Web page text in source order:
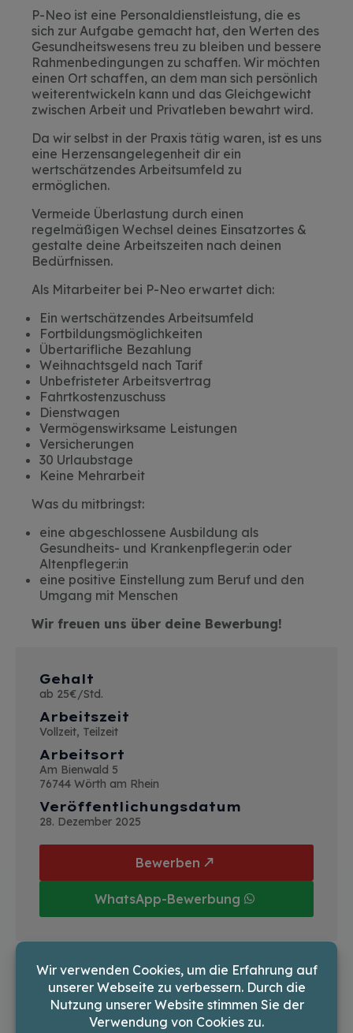
P-Neo ist eine Personaldienstleistung, die es
sich zur Aufgabe gemacht hat, den Werten des
Gesundheitswesens treu zu bleiben und bessere
Rahmenbedingungen zu schaffen. Wir möchten
einen Ort schaffen, an dem man sich persönlich
weiterentwickeln kann und das Gleichgewicht
zwischen Arbeit und Privatleben bewahrt wird.
Da wir selbst in der Praxis tätig waren, ist es uns
eine Herzensangelegenheit dir ein
wertschätzendes Arbeitsumfeld zu
ermöglichen.
Vermeide Überlastung durch einen
regelmäßigen Wechsel deines Einsatzortes &
gestalte deine Arbeitszeiten nach deinen
Bedürfnissen.
Als Mitarbeiter bei P-Neo erwartet dich:
Ein wertschätzendes Arbeitsumfeld
Fortbildungsmöglichkeiten
Übertarifliche Bezahlung
Weihnachtsgeld nach Tarif
Unbefristeter Arbeitsvertrag
Fahrtkostenzuschuss
Dienstwagen
Vermögenswirksame Leistungen
Versicherungen
30 Urlaubstage
Keine Mehrarbeit
Was du mitbringst:
eine abgeschlossene Ausbildung als
Gesundheits- und Krankenpfleger:in oder
Altenpfleger:in
eine positive Einstellung zum Beruf und den
Umgang mit Menschen
Wir freuen uns über deine Bewerbung!
Gehalt
ab 25€/Std.
Arbeitszeit
Vollzeit, Teilzeit
Arbeitsort
Am Bienwald 5
76744 Wörth am Rhein
Veröffentlichungsdatum
28. Dezember 2025
Bewerben
WhatsApp-Bewerbung
Gerade keine Zeit? Bewirb dich
später!
Wir senden dir per E-Mail einen Link zu